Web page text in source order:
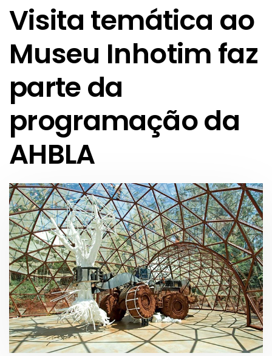
Visita temática ao
Museu Inhotim faz
parte da
programação da
AHBLA